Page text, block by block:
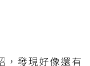
，發現好像還有